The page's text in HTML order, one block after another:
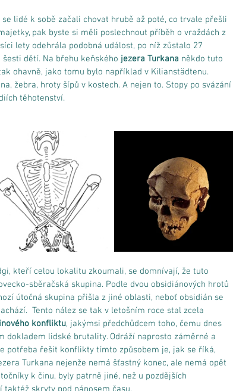
lidé k sobě začali chovat hrubě až poté, co trvale přešli
pak byste si měli poslechnout příběh o vraždách z
lety odehrála podobná událost, po níž zůstalo 27
dětí. Na břehu keňského jezera Turkana někdo tuto
ohavně, jako tomu bylo například v Kilianstädtenu.
žebra, hroty šípů v kostech. A nejen to. Stopy po svázání
těhotenství.
kteří celou lokalitu zkoumali, se domnívají, že tuto
sběračská skupina. Podle dvou obsidiánových hrotů
útočná skupina přišla z jiné oblasti, neboť obsidián se
Tento nález se tak v letošním roce stal zcela
konfliktu, jakýmsi předchůdcem toho, čemu dnes
dokladem lidské brutality. Odráží naprosto záměrné a
potřeba řešit konflikty tímto způsobem je, jak se říká,
Turkana nejenže nemá šťastný konec, ale nemá opět
k činu, byly patrně jiné, než u pozdějších